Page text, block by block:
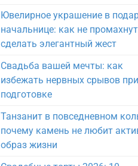
Ювелирное украшение в
начальнице: как не
сделать элегантный жест
Свадьба вашей мечты: как
избежать нервных срывов при
подготовке
Танзанит в повседневном
почему камень не любит
образ жизни